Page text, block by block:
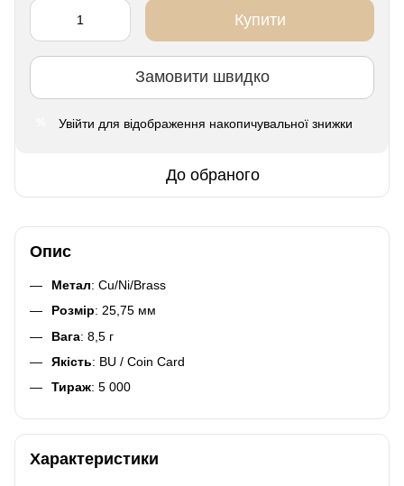
Купити
Замовити швидко
Увійти для відображення накопичувальної знижки
До обраного
Опис
Метал: Cu/Ni/Brass
Розмір: 25,75 мм
Вага: 8,5 г
Якість: BU / Coin Card
Тираж: 5 000
Характеристики